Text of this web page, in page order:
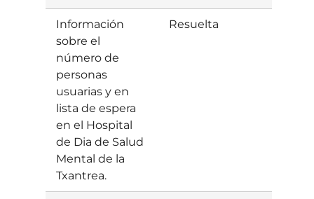
Información
sobre el
número de
personas
usuarias y en
lista de espera
en el Hospital
de Dia de Salud
Mental de la
Txantrea.
Resuelta